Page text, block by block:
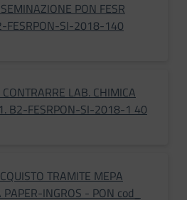
PON FESR
FESRPON-SI-2018-140
LAB. CHIMICA
B2-FESRPON-SI-2018-1 40
TRAMITE MEPA
PAPER-INGROS - PON cod_